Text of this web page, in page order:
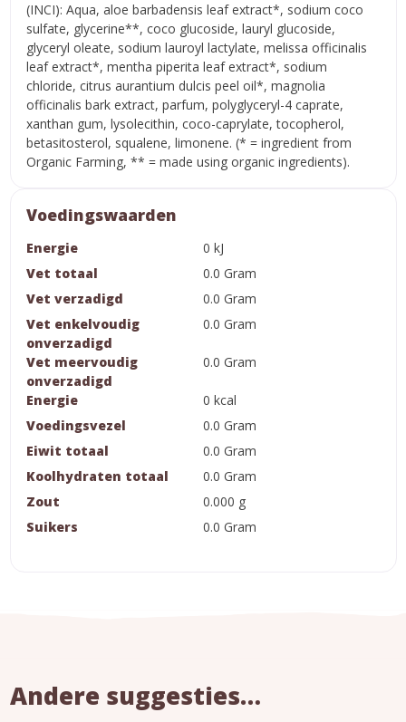
(INCI): Aqua, aloe barbadensis leaf extract*, sodium coco
sulfate, glycerine**, coco glucoside, lauryl glucoside,
glyceryl oleate, sodium lauroyl lactylate, melissa officinalis
leaf extract*, mentha piperita leaf extract*, sodium
chloride, citrus aurantium dulcis peel oil*, magnolia
officinalis bark extract, parfum, polyglyceryl-4 caprate,
xanthan gum, lysolecithin, coco-caprylate, tocopherol,
betasitosterol, squalene, limonene. (* = ingredient from
Organic Farming, ** = made using organic ingredients).
Voedingswaarden
Energie
0 kJ
Vet totaal
0.0 Gram
Vet verzadigd
0.0 Gram
Vet enkelvoudig
onverzadigd
0.0 Gram
Vet meervoudig
onverzadigd
0.0 Gram
Energie
0 kcal
Voedingsvezel
0.0 Gram
Eiwit totaal
0.0 Gram
Koolhydraten totaal
0.0 Gram
Zout
0.000 g
Suikers
0.0 Gram
Andere suggesties…